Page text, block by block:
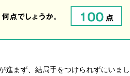
でしょうか。 100点
進まず、結局手をつけられずにいまし